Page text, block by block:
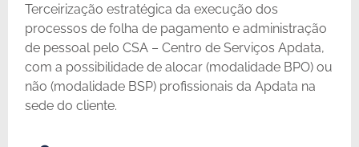
Terceirização estratégica da execução dos
processos de folha de pagamento e administração
de pessoal pelo CSA – Centro de Serviços Apdata,
com a possibilidade de alocar (modalidade BPO) ou
não (modalidade BSP) profissionais da Apdata na
sede do cliente.